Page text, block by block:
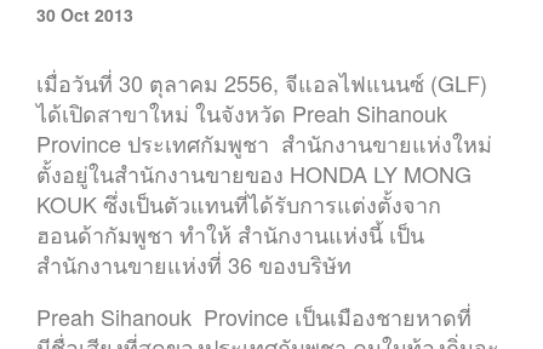
30 Oct 2013
เมื่อวันที่ 30 ตุลาคม 2556, จีแอลไฟแนนซ์ (GLF)
ได้เปิดสาขาใหม่ ในจังหวัด Preah Sihanouk
Province ประเทศกัมพูชา สำนักงานขายแห่งใหม่
ตั้งอยู่ในสำนักงานขายของ HONDA LY MONG
KOUK ซึ่งเป็นตัวแทนที่ได้รับการแต่งตั้งจาก
ฮอนด้ากัมพูชา ทำให้ สำนักงานแห่งนี้ เป็น
สำนักงานขายแห่งที่ 36 ของบริษัท
Preah Sihanouk Province เป็นเมืองชายหาดที่